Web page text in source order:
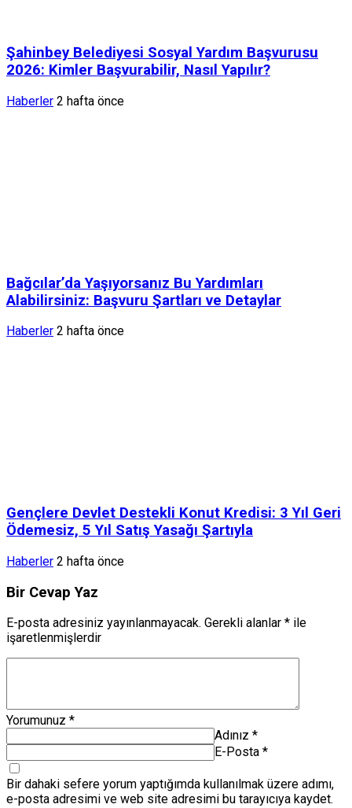
Şahinbey Belediyesi Sosyal Yardım Başvurusu
2026: Kimler Başvurabilir, Nasıl Yapılır?
Haberler 2 hafta önce
Bağcılar’da Yaşıyorsanız Bu Yardımları
Alabilirsiniz: Başvuru Şartları ve Detaylar
Haberler 2 hafta önce
Gençlere Devlet Destekli Konut Kredisi: 3 Yıl Geri
Ödemesiz, 5 Yıl Satış Yasağı Şartıyla
Haberler 2 hafta önce
Bir Cevap Yaz
E-posta adresiniz yayınlanmayacak. Gerekli alanlar * ile
işaretlenmişlerdir
Yorumunuz *
Adınız *
E-Posta *
Bir dahaki sefere yorum yaptığımda kullanılmak üzere adımı,
e-posta adresimi ve web site adresimi bu tarayıcıya kaydet.